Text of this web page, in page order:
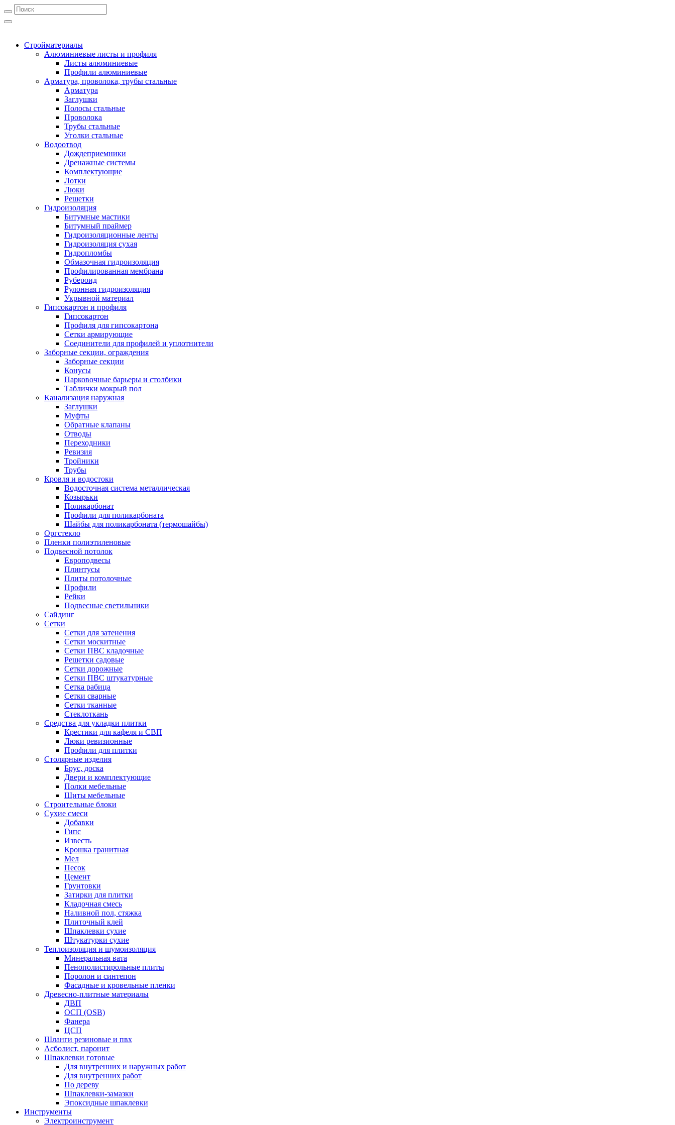
Стройматериалы
Алюминиевые листы и профиля
Листы алюминиевые
Профили алюминиевые
Арматура, проволока, трубы стальные
Арматура
Заглушки
Полосы стальные
Проволока
Трубы стальные
Уголки стальные
Водоотвод
Дождеприемники
Дренажные системы
Комплектующие
Лотки
Люки
Решетки
Гидроизоляция
Битумные мастики
Битумный праймер
Гидроизоляционные ленты
Гидроизоляция сухая
Гидропломбы
Обмазочная гидроизоляция
Профилированная мембрана
Рубероид
Рулонная гидроизоляция
Укрывной материал
Гипсокартон и профиля
Гипсокартон
Профиля для гипсокартона
Сетки армирующие
Соединители для профилей и уплотнители
Заборные секции, ограждения
Заборные секции
Конусы
Парковочные барьеры и столбики
Таблички мокрый пол
Канализация наружная
Заглушки
Муфты
Обратные клапаны
Отводы
Переходники
Ревизия
Тройники
Трубы
Кровля и водостоки
Водосточная система металлическая
Козырьки
Поликарбонат
Профили для поликарбоната
Шайбы для поликарбоната (термошайбы)
Оргстекло
Пленки полиэтиленовые
Подвесной потолок
Европодвесы
Плинтусы
Плиты потолочные
Профили
Рейки
Подвесные светильники
Сайдинг
Сетки
Сетки для затенения
Сетки москитные
Сетки ПВС кладочные
Решетки садовые
Сетки дорожные
Сетки ПВС штукатурные
Сетка рабица
Сетки сварные
Сетки тканные
Стеклоткань
Средства для укладки плитки
Крестики для кафеля и СВП
Люки ревизионные
Профили для плитки
Столярные изделия
Брус, доска
Двери и комплектующие
Полки мебельные
Щиты мебельные
Строительные блоки
Сухие смеси
Добавки
Гипс
Известь
Крошка гранитная
Мел
Песок
Цемент
Грунтовки
Затирки для плитки
Кладочная смесь
Наливной пол, стяжка
Плиточный клей
Шпаклевки сухие
Штукатурки сухие
Теплоизоляция и шумоизоляция
Минеральная вата
Пенополистирольные плиты
Поролон и синтепон
Фасадные и кровельные пленки
Древесно-плитные материалы
ДВП
ОСП (OSB)
Фанера
ЦСП
Шланги резиновые и пвх
Асболист, паронит
Шпаклевки готовые
Для внутренних и наружных работ
Для внутренних работ
По дереву
Шпаклевки-замазки
Эпоксидные шпаклевки
Инструменты
Электроинструмент